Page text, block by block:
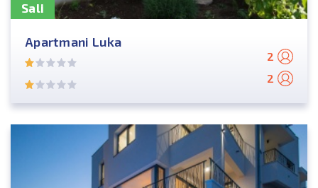
Sali
Apartmani Luka
2
2